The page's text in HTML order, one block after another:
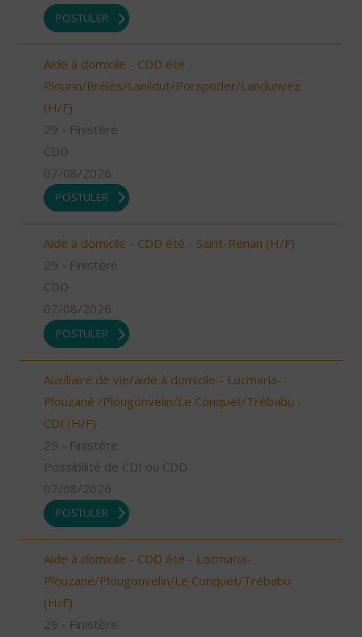
POSTULER
Aide à domicile - CDD été -
Plourin/Brélès/Lanildut/Porspoder/Landunvez
(H/F)
29 - Finistère
CDD
07/08/2026
POSTULER
Aide à domicile - CDD été - Saint-Renan (H/F)
29 - Finistère
CDD
07/08/2026
POSTULER
Auxiliaire de vie/aide à domicile - Locmaria-
Plouzané /Plougonvelin/Le Conquet/Trébabu -
CDI (H/F)
29 - Finistère
Possibilité de CDI ou CDD
07/08/2026
POSTULER
Aide à domicile - CDD été - Locmaria-
Plouzané/Plougonvelin/Le Conquet/Trébabu
(H/F)
29 - Finistère